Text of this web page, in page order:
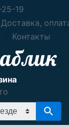
19
Доставка,
Контакты